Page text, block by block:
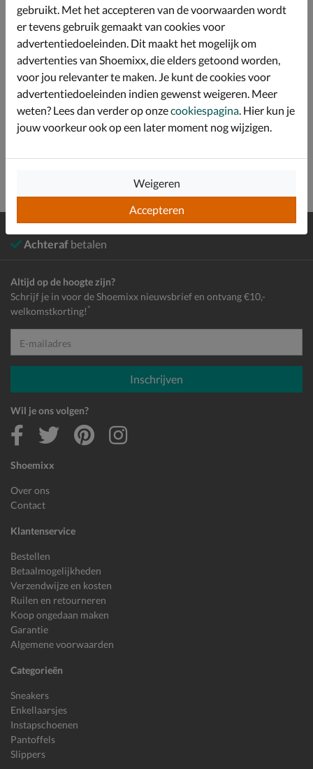
Specificaties
Over Antarctica
Bekijk meer
Gratisverzending en retour*
Achteraf betalen
Shoemixx
Over ons
Contact
Klantenservice
Bestellen
Betaalmogelijkheden
Verzendwijze en kosten
Ruilen en retourneren
Koop ongedaan maken
Garantie
Algemene voorwaarden
Categorieën
Sneakers
Enkellaarsjes
Instapschoenen
Pantoffels
Slippers
Altijd op de hoogte zijn?
Schrijf je in voor de Shoemixx nieuwsbrief en ontvang €10,-
welkomstkorting! *
E-mailadres
Inschrijven
Wil je ons volgen?
gebruikt. Met het accepteren van de voorwaarden wordt
er tevens gebruik gemaakt van cookies voor
advertentiedoeleinden. Dit maakt het mogelijk om
advertenties van Shoemixx, die elders getoond worden,
voor jou relevanter te maken. Je kunt de cookies voor
advertentiedoeleinden indien gewenst weigeren. Meer
weten? Lees dan verder op onzecookiespagina. Hier kun je
jouw voorkeur ook op een later moment nog wijzigen.
Accepteren
Weigeren